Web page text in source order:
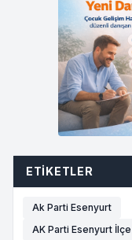
ETIKETLER
Ak Parti Esenyurt
AK Parti Esenyurt